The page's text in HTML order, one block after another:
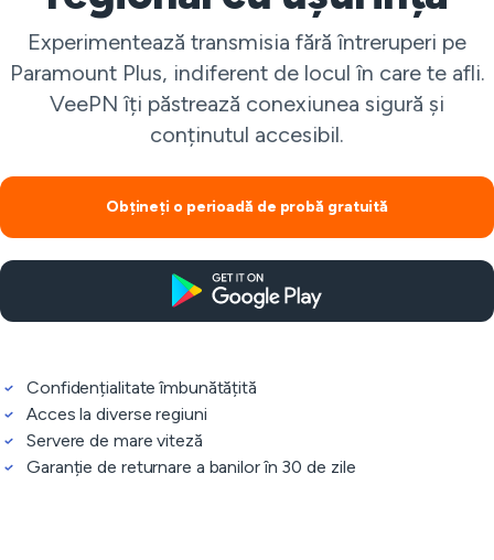
Experimentează transmisia fără întreruperi pe
Paramount Plus, indiferent de locul în care te afli.
VeePN îți păstrează conexiunea sigură și
conținutul accesibil.
Obțineți o perioadă de probă gratuită
Confidențialitate îmbunătățită
Acces la diverse regiuni
Servere de mare viteză
Garanție de returnare a banilor în 30 de zile